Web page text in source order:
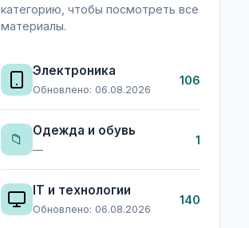
категорию, чтобы посмотреть все
материалы.
Электроника
Обновлено: 06.08.2026
106
📁
Одежда и обувь
—
1
IT и технологии
Обновлено: 06.08.2026
140